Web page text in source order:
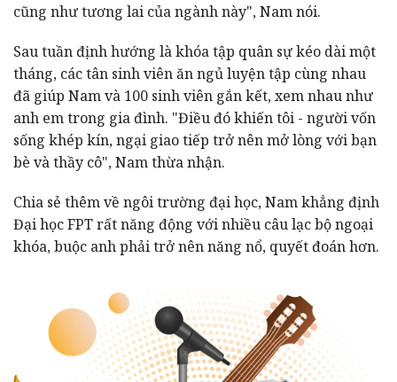
cũng như tương lai của ngành này", Nam nói.
Sau tuần định hướng là khóa tập quân sự kéo dài một
tháng, các tân sinh viên ăn ngủ luyện tập cùng nhau
đã giúp Nam và 100 sinh viên gắn kết, xem nhau như
anh em trong gia đình. "Điều đó khiến tôi - người vốn
sống khép kín, ngại giao tiếp trở nên mở lòng với bạn
bè và thầy cô", Nam thừa nhận.
Chia sẻ thêm về ngôi trường đại học, Nam khẳng định
Đại học FPT rất năng động với nhiều câu lạc bộ ngoại
khóa, buộc anh phải trở nên năng nổ, quyết đoán hơn.